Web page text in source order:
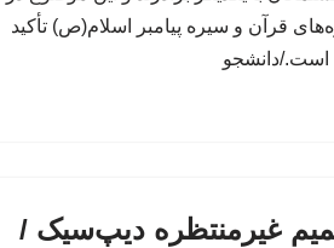
قرآن و سیره پیامبر اسلام(ص) تأکید
دانشجو
غیرمنتظره دیپ‌سیک /